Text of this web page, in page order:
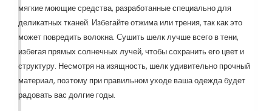
мягкие моющие средства, разработанные специально для
деликатных тканей. Избегайте отжима или трения, так как это
может повредить волокна. Сушить шелк лучше всего в тени,
избегая прямых солнечных лучей, чтобы сохранить его цвет и
структуру. Несмотря на изящность, шелк удивительно прочный
материал, поэтому при правильном уходе ваша одежда будет
радовать вас долгие годы.